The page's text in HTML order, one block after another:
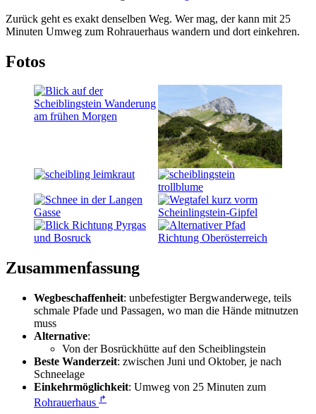
Zurück geht es exakt denselben Weg. Wer mag, der kann mit 25
Minuten Umweg zum Rohrauerhaus wandern und dort einkehren.
Fotos
Zusammenfassung
Wegbeschaffenheit: unbefestigter Bergwanderwege, teils
schmale Pfade und Passagen, wo man die Hände mitnutzen
muss
Alternative:
Von der Bosrückhütte auf den Scheiblingstein
Beste Wanderzeit: zwischen Juni und Oktober, je nach
Schneelage
Einkehrmöglichkeit: Umweg von 25 Minuten zum
Rohrauerhaus ↱